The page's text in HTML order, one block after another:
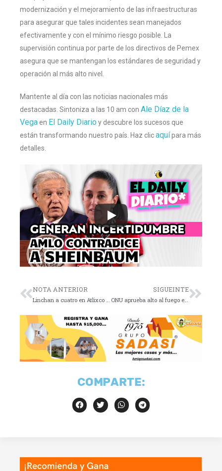
modernización y el mejoramiento de las infraestructuras
para asegurar que tales incidentes sean manejados
efectivamente y con el mínimo riesgo posible. La
supervisión continua por parte de los directivos de Pemex
asegura que se mantengan los estándares de seguridad y
operación al más alto nivel.
Mantente al día con las noticias nacionales más
destacadas. Sintoniza a las 10 am con Ale Díaz de la
Vegaen El Daily Diarioy descubre los sucesos que
están transformando nuestro país. Haz clicaquípara más
detalles.
NOTA ANTERIOR SIGUEINTE
ONU aprueba alto al fuego en Gaza
COMPARTE: